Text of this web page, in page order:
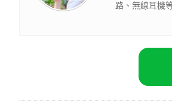
路、無線耳機